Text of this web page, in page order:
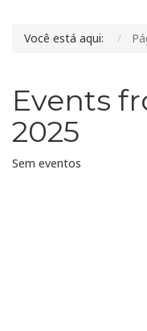
Você está aqui:
Events
2025
Sem eventos